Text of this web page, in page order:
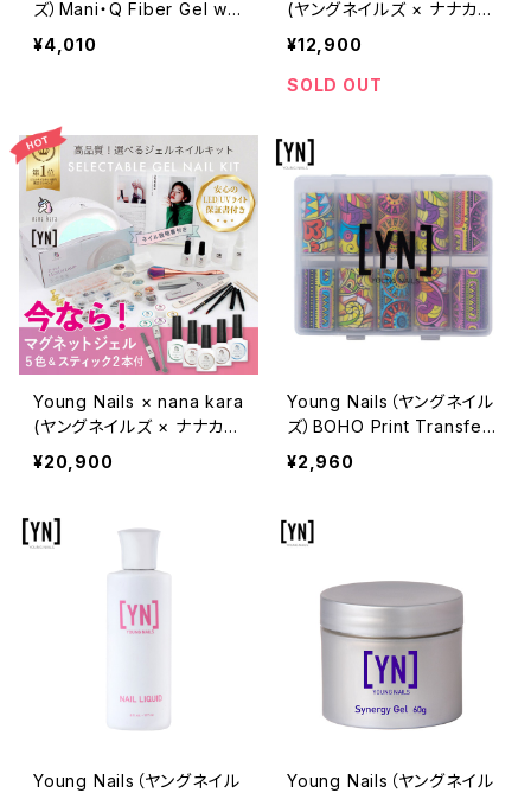
ズ）Mani・Q Fiber Gel wit
h Keratin Bottle（マニキュ
ー ファイバーウィズケラチ
¥4,010
(ヤングネイルズ × ナナカ
ラ) 選べるジェルネイルキッ
¥12,900
SOLD OUT
Young Nails × nana kara
(ヤングネイルズ × ナナカ
ラ) 選べるジェルネイルキッ
ト（マグネットジェル／専用
¥20,900
Young Nails（ヤングネイル
ズ）BOHO Print Transfer
Foils（ボーホープリントトラ
ンスファーフォイル）
¥2,960
Young Nails（ヤングネイル
Young Nails（ヤングネイル